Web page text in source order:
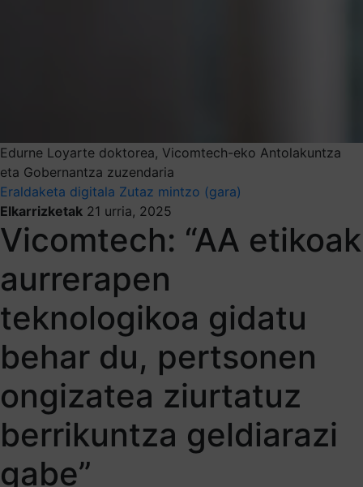
Edurne Loyarte doktorea, Vicomtech-eko Antolakuntza
eta Gobernantza zuzendaria
Eraldaketa digitala Zutaz mintzo (gara)
Elkarrizketak 21 urria, 2025
Vicomtech: “AA etikoak
aurrerapen
teknologikoa gidatu
behar du, pertsonen
ongizatea ziurtatuz
berrikuntza geldiarazi
gabe”